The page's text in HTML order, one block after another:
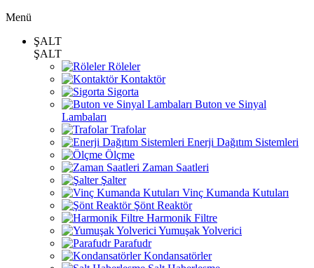
Menü
ŞALT
ŞALT
Röleler
Kontaktör
Sigorta
Buton ve Sinyal
Lambaları
Trafolar
Enerji Dağıtım Sistemleri
Ölçme
Zaman Saatleri
Şalter
Vinç Kumanda Kutuları
Şönt Reaktör
Harmonik Filtre
Yumuşak Yolverici
Parafudr
Kondansatörler